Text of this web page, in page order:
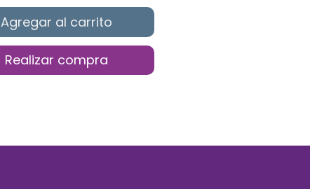
Agregar al carrito
Realizar compra